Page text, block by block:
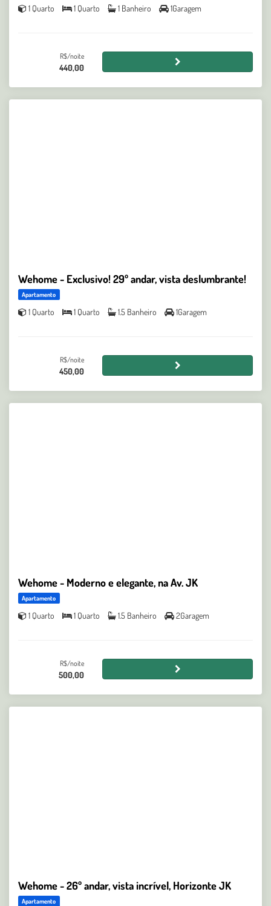
1 Quarto 1 Quarto 1 Banheiro 1Garagem
R$/noite
440,00
Wehome - Exclusivo! 29º andar, vista deslumbrante!
Apartamento
1 Quarto 1 Quarto 1.5 Banheiro 1Garagem
R$/noite
450,00
Wehome - Moderno e elegante, na Av. JK
Apartamento
1 Quarto 1 Quarto 1.5 Banheiro 2Garagem
R$/noite
500,00
Wehome - 26º andar, vista incrível, Horizonte JK
Apartamento